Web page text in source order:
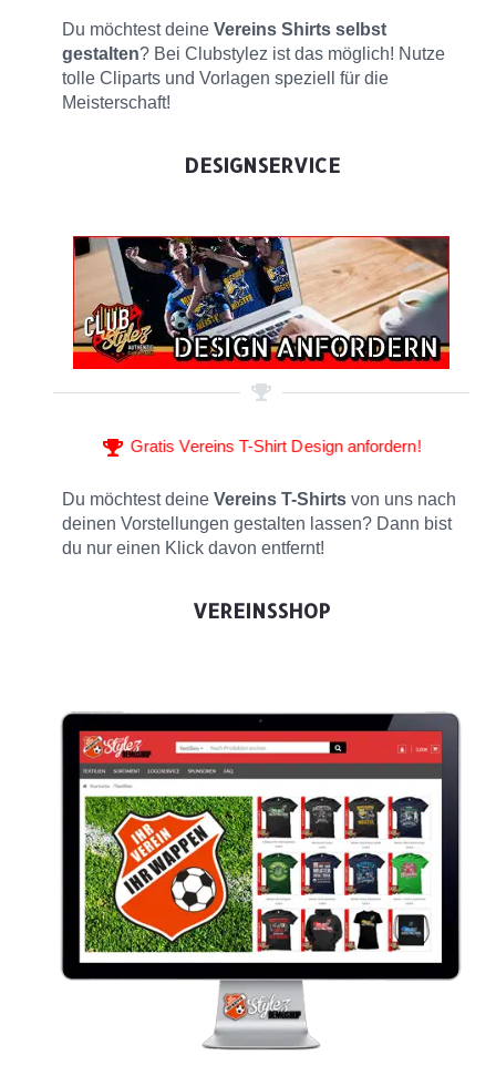
Du möchtest deine Vereins Shirts selbst
gestalten? Bei Clubstylez ist das möglich! Nutze
tolle Cliparts und Vorlagen speziell für die
Meisterschaft!
DESIGNSERVICE
Gratis Vereins T-Shirt Design anfordern!
Du möchtest deine Vereins T-Shirts von uns nach
deinen Vorstellungen gestalten lassen? Dann bist
du nur einen Klick davon entfernt!
VEREINSSHOP